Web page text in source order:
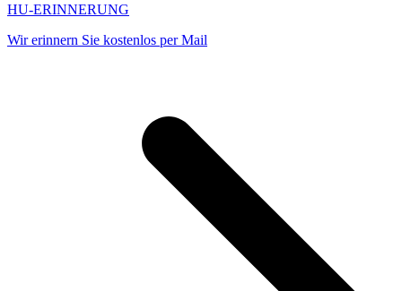
HU-ERINNERUNG
Wir erinnern Sie kostenlos per Mail